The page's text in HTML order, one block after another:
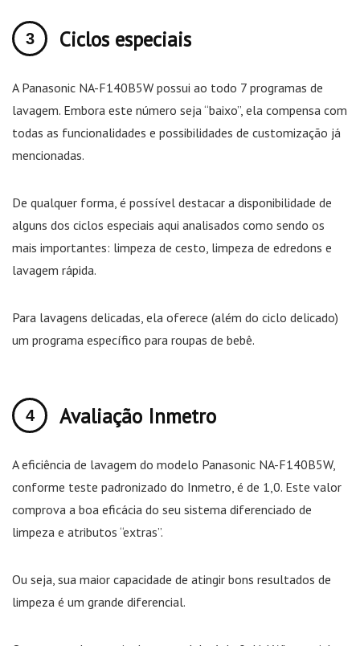
Ciclos especiais
A Panasonic NA-F140B5W possui ao todo 7 programas de
lavagem. Embora este número seja “baixo”, ela compensa com
todas as funcionalidades e possibilidades de customização já
mencionadas.
De qualquer forma, é possível destacar a disponibilidade de
alguns dos ciclos especiais aqui analisados como sendo os
mais importantes: limpeza de cesto, limpeza de edredons e
lavagem rápida.
Para lavagens delicadas, ela oferece (além do ciclo delicado)
um programa específico para roupas de bebê.
Avaliação Inmetro
A eficiência de lavagem do modelo Panasonic NA-F140B5W,
conforme teste padronizado do Inmetro, é de 1,0. Este valor
comprova a boa eficácia do seu sistema diferenciado de
limpeza e atributos “extras”.
Ou seja, sua maior capacidade de atingir bons resultados de
limpeza é um grande diferencial.